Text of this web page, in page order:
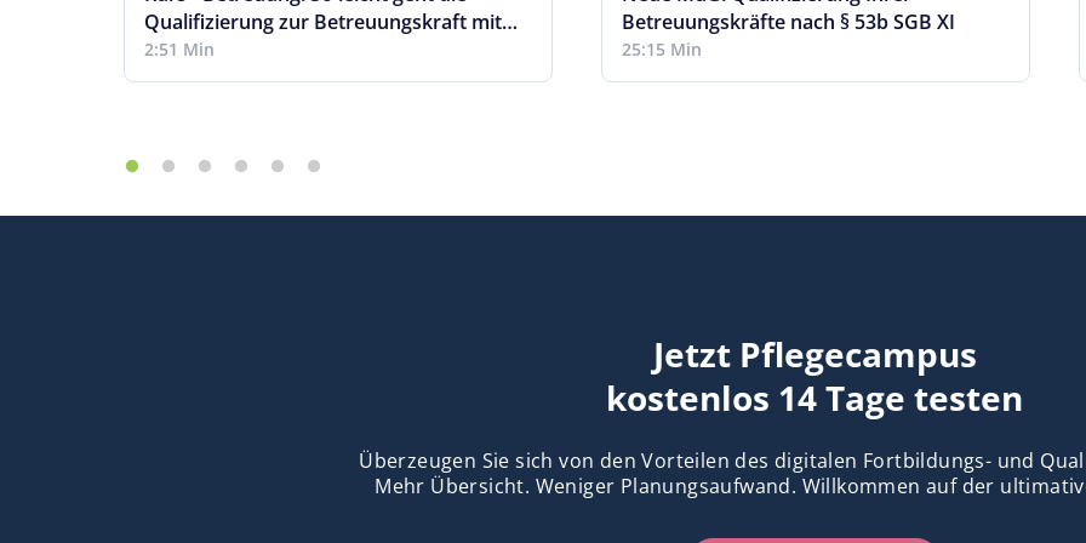
Qualifizierung zur Betreuungskraft mit
Pflegecampus
2:51 Min
Betreuungskräfte nach § 53b SGB XI
25:15 Min
Jetzt Pflegecampus
kostenlos 14 Tage testen
Überzeugen Sie sich von den Vorteilen des digitalen Fortbildungs- und
Mehr Übersicht. Weniger Planungsaufwand. Willkommen auf der